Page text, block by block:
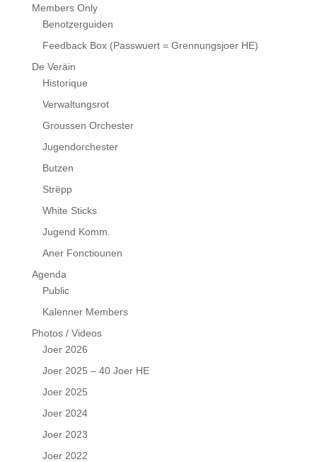
Members Only
Benotzerguiden
Feedback Box (Passwuert = Grennungsjoer HE)
De Veräin
Historique
Verwaltungsrot
Groussen Orchester
Jugendorchester
Butzen
Strëpp
White Sticks
Jugend Komm.
Aner Fonctiounen
Agenda
Public
Kalenner Members
Photos / Videos
Joer 2026
Joer 2025 – 40 Joer HE
Joer 2025
Joer 2024
Joer 2023
Joer 2022